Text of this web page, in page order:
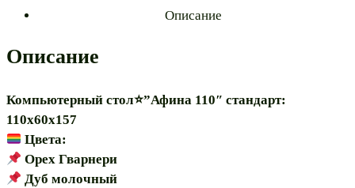
Описание
Описание
Компьютерный стол⭐”Афина 110″ стандарт:
110х60х157
Цвета:
Орех Гварнери
Дуб молочный